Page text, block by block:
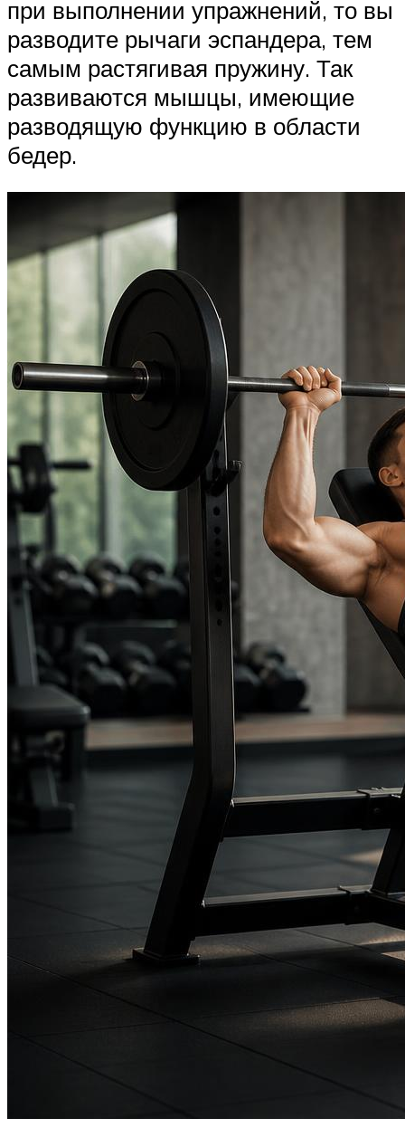
при выполнении упражнений, то вы
разводите рычаги эспандера, тем
самым растягивая пружину. Так
развиваются мышцы, имеющие
разводящую функцию в области
бедер.